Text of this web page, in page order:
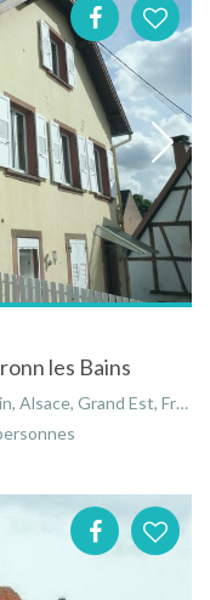
les Bains
Grand Est, France